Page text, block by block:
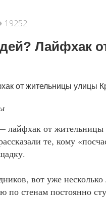
19252
Лайфхак
лайфхак от
те, кому
вот уже
по стенам постоянно